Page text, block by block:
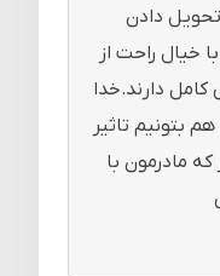
دادن
خیال راحت از
کامل دارند.خدا
بتونیم تاثیر
که مادرمون با